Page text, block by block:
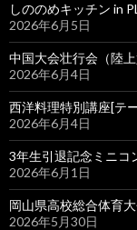
しののめキッチン in
2026年6月5日
中国大会壮行会（陸上
2026年6月4日
西洋料理特別講座[テ
2026年6月4日
3年生引退記念ミニコ
2026年6月1日
岡山県高校総合体育大
2026年5月30日